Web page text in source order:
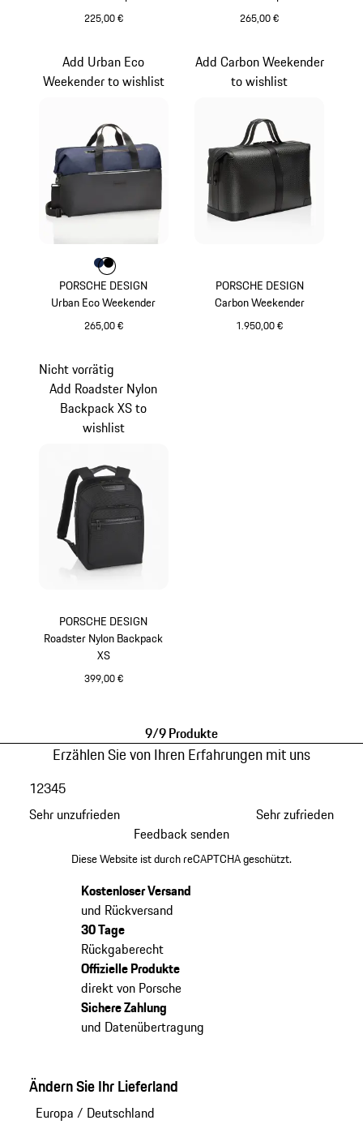
225,00 € 265,00 €
PORSCHE DESIGN
Urban Eco Weekender
265,00 €
Add Urban Eco
Weekender to wishlist
Farbe
FarbeFarbe
PORSCHE DESIGN
Carbon Weekender
1.950,00 €
Add Carbon Weekender
to wishlist
PORSCHE DESIGN
Roadster Nylon Backpack
XS
399,00 €
Nicht vorrätig
Add Roadster Nylon
Backpack XS to
wishlist
9/9 Produkte
Erzählen Sie von Ihren Erfahrungen mit uns
Sehr unzufrieden
12345
Sehr zufrieden
Feedback senden
Diese Website ist durch reCAPTCHA geschützt.
Kostenloser Versand
und Rückversand
30 Tage
Rückgaberecht
Offizielle Produkte
direkt von Porsche
Sichere Zahlung
und Datenübertragung
Ändern Sie Ihr Lieferland
Europa / Deutschland